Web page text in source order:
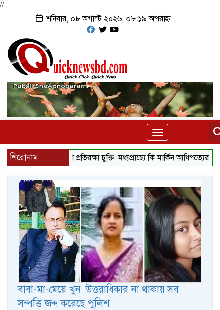
//
শনিবার, ০৮ অগাস্ট ২০২৬, ০৮:১৯ অপরাহ্ন
Toggle
navigation
শিরোনামমক্কা প্রতিরক্ষা চুক্তি: মধ্যপ্রাচ্যে কি মার্কিন আধিপত্যের বিদায় ঘণ্টা
বাবা-মা-মেয়ে খুন; উত্তরাধিকার না থাকায় সব
সম্পত্তি জব্দ করেছে পুলিশ